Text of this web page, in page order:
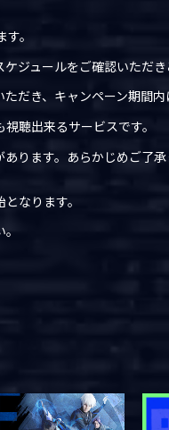
。
ジュールをご確認いただき
だき、キャンペーン期間
聴出来るサービスです。
ります。あらかじめご了承
なります。